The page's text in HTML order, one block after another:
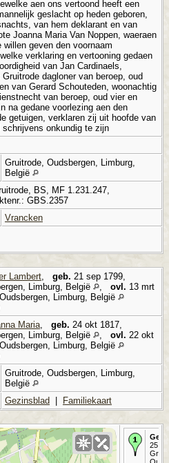
aen ons vertoond heeft een
geslacht op heden geboren,
van hem deklarant en van
Joanna Maria Van Noppen, waeraen
willen geven den voornaam
verklaring en vertooning gedaen
van Jan Cardinaels,
dagloner van beroep, oud
van Gerard Schouteden, woonachtig
van beroep, oud vier en
na gedane voorlezing aen den
getuigen, verklaren zij uit hoofde van
schrijvens onkundig te zijn
Gruitrode, Oudsbergen, Limburg,
België
BS, MF 1.231.247,
GBS.2357
Vrancken
Lambert geb. 21 sep 1799,
Limburg, België
ovl. 13 mrt
Limburg, België
Maria geb. 24 okt 1817,
Limburg, België
ovl. 22 okt
Limburg, België
Gruitrode, Oudsbergen, Limburg,
België
Gezinsblad Familiekaart
25 jul